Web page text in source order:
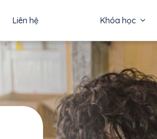
Liên hệ Khóa học